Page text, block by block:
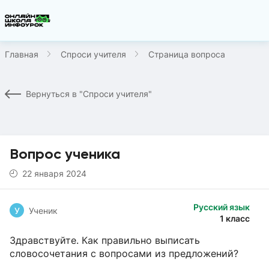
Главная Спроси учителя Страница вопроса
Вернуться в "Спроси учителя"
Вопрос ученика
22 января 2024
Русский язык
1 класс
У Ученик
Здравствуйте. Как правильно выписать
словосочетания с вопросами из предложений?